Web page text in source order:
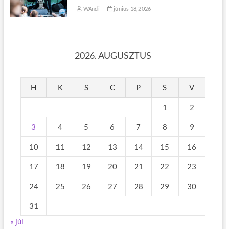
WAndi június 18, 2026
2026. AUGUSZTUS
H K S C P S V
1 2
3 4 5 6 7 8 9
10 11 12 13 14 15 16
17 18 19 20 21 22 23
24 25 26 27 28 29 30
31
« júl